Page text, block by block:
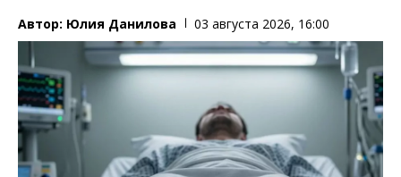
Автор: Юлия Данилова 03 августа 2026, 16:00